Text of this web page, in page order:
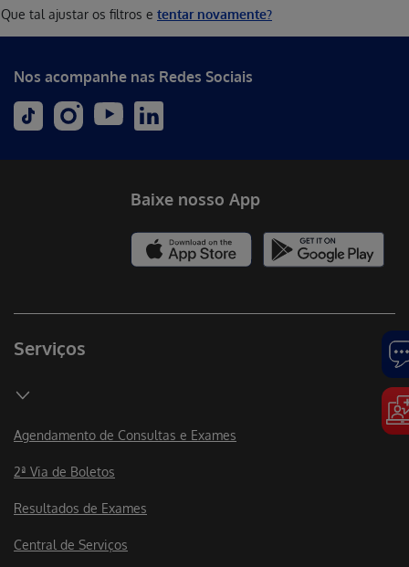
Que tal ajustar os filtros e tentar novamente?
Nos acompanhe nas Redes Sociais
Serviços
Agendamento de Consultas e Exames
2ª Via de Boletos
Resultados de Exames
Central de Serviços
Baixe nosso App